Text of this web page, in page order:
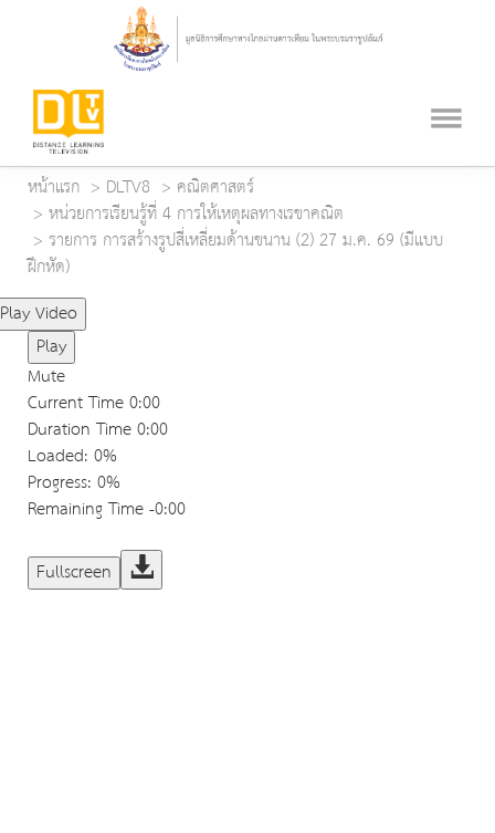
หน้าแรก DLTV8
คณิตศาสตร์
หน่วยการเรียนรู้ที่ 4 การให้เหตุผลทางเรขาคณิต
รายการ การสร้างรูปสี่เหลี่ยมด้านขนาน (2) 27 ม.ค. 69 (มีแบบ
ฝึกหัด)
Play Video
Play
Mute
Current Time0:00
Duration Time0:00
Loaded: 0%
Progress: 0%
Remaining Time-0:00
Fullscreen